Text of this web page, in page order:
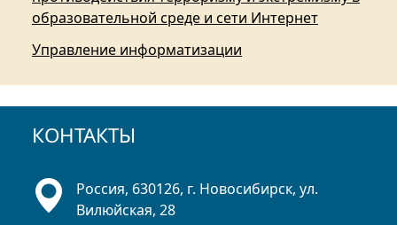
образовательной среде и сети Интернет
Управление информатизации
КОНТАКТЫ
Россия, 630126, г. Новосибирск, ул.
Вилюйская, 28